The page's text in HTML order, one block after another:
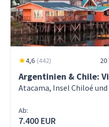
4,6 (442) 20
Argentinien & Chile:
Atacama, Insel Chiloé
Ab:
7.400 EUR